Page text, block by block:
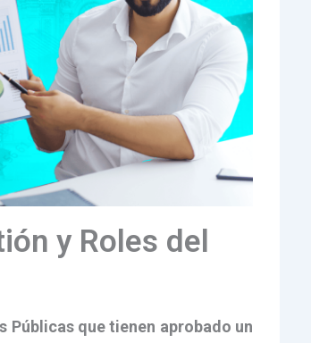
y Roles del
Públicas que tienen aprobado un